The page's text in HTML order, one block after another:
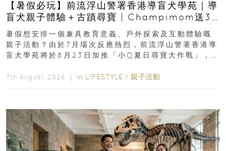
【暑假必玩】前流浮山警署香港導盲犬學苑｜導
盲犬親子體驗＋古蹟尋寶 | Champimom送3
組免費名額
暑假想安排一個兼具教育意義、戶外探索及互動體驗嘅
親子活動？由於7月場次反應熱烈，前流浮山警署香港導
盲犬學苑將於8月23日加推「小Q夏日尋寶大作戰」，家
7th August, 2026 ｜ In LIFESTYLE / 親子活動